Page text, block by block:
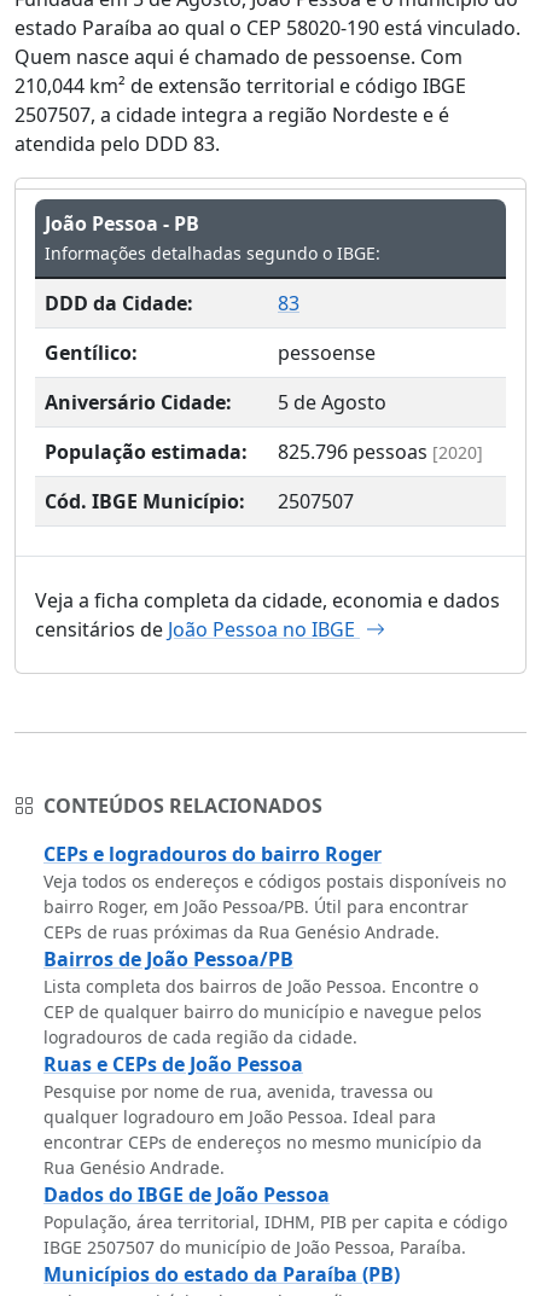
estado Paraíba ao qual o CEP 58020-190 está vinculado.
Quem nasce aqui é chamado de pessoense. Com
210,044 km² de extensão territorial e código IBGE
2507507, a cidade integra a região Nordeste e é
atendida pelo DDD 83.
João Pessoa - PB
Informações detalhadas segundo o IBGE:
DDD da Cidade:
83
Gentílico:
pessoense
Aniversário Cidade:
5 de Agosto
População estimada:
825.796 pessoas [2020]
Cód. IBGE Município: 2507507
Veja a ficha completa da cidade, economia e dados
censitários de João Pessoa no IBGE
CONTEÚDOS RELACIONADOS
CEPs e logradouros do bairro Roger
Veja todos os endereços e códigos postais disponíveis no
bairro Roger, em João Pessoa/PB. Útil para encontrar
CEPs de ruas próximas da Rua Genésio Andrade.
Bairros de João Pessoa/PB
Lista completa dos bairros de João Pessoa. Encontre o
CEP de qualquer bairro do município e navegue pelos
logradouros de cada região da cidade.
Ruas e CEPs de João Pessoa
Pesquise por nome de rua, avenida, travessa ou
qualquer logradouro em João Pessoa. Ideal para
encontrar CEPs de endereços no mesmo município da
Rua Genésio Andrade.
Dados do IBGE de João Pessoa
População, área territorial, IDHM, PIB per capita e código
IBGE 2507507 do município de João Pessoa, Paraíba.
Municípios do estado da Paraíba (PB)